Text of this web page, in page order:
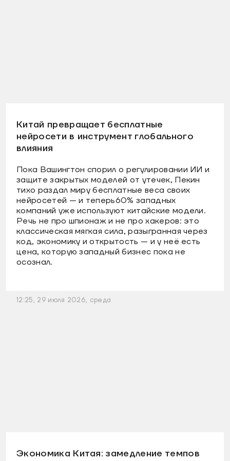
Китай превращает бесплатные
нейросети в инструмент глобального
влияния
Пока Вашингтон спорил о регулировании ИИ и
защите закрытых моделей от утечек, Пекин
тихо раздал миру бесплатные веса своих
нейросетей — и теперь60% западных
компаний уже используют китайские модели.
Речь не про шпионаж и не про хакеров: это
классическая мягкая сила, разыгранная через
код, экономику и открытость — и у неё есть
цена, которую западный бизнес пока не
осознал.
12:25, 29 июля 2026, среда
Экономика Китая: замедление темпов